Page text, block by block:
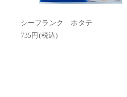
シーフランク ホタテ
735円(税込)